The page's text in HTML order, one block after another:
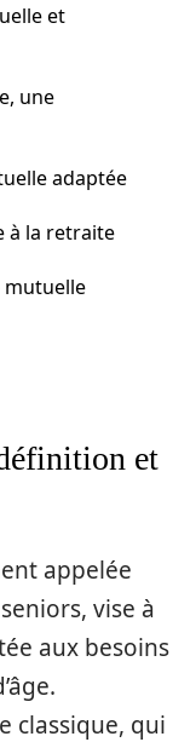
et
une
adaptée
à la retraite
mutuelle
et
appelée
vise à
aux besoins
classique, qui